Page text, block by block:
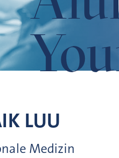
LUU
Medizin